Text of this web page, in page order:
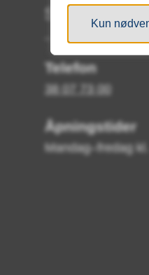
Telefon
38 07 73 00
Åpningstider
Mandag–fredag
Kun